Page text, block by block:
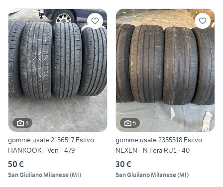
5
gomme usate 2156517 Estivo
HANKOOK - Ven - 479
50 €
San Giuliano Milanese(MI)
5
gomme usate 2355518 Estivo
NEXEN - N Fera RU1 - 40
30 €
San Giuliano Milanese(MI)